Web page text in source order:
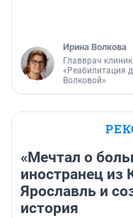
Ирина Волкова
Главврач
«Реабилитация
Волковой»
«Мечтал о
иностранец из
Ярославль и
история